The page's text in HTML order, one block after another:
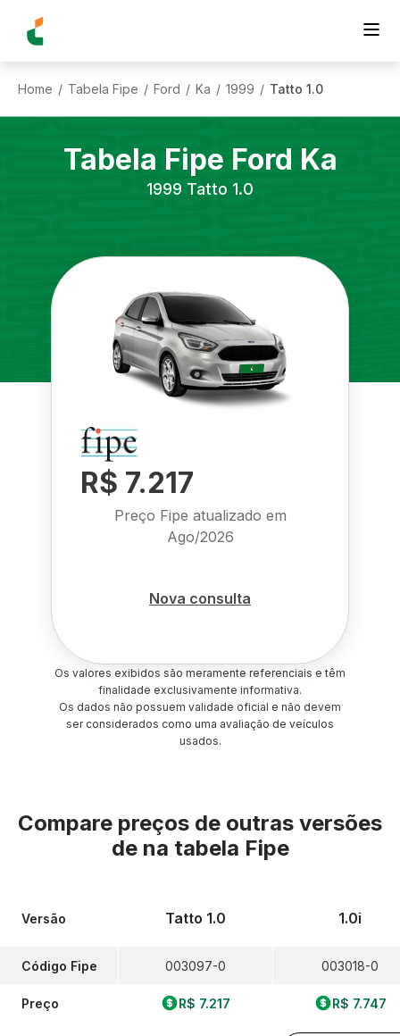
Home / Tabela Fipe / Ford / Ka / 1999 / Tatto 1.0
Tabela Fipe Ford Ka
1999 Tatto 1.0
R$ 7.217
Preço Fipe atualizado em
Ago/2026
Nova consulta
Os valores exibidos são meramente referenciais e têm
finalidade exclusivamente informativa.
Os dados não possuem validade oficial e não devem
ser considerados como uma avaliação de veículos
usados.
Compare preços de outras versões
de na tabela Fipe
Versão
Código Fipe
Preço
Tatto 1.0
003097-0
R$ 7.217
1.0i
003018-0
R$ 7.747